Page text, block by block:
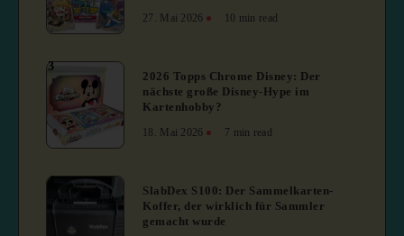
27. Mai 2026 10 min read
3
2026 Topps Chrome Disney: Der
nächste große Disney-Hype im
Kartenhobby?
18. Mai 2026 7 min read
4
SlabDex S100: Der Sammelkarten-
Koffer, der wirklich für Sammler
gemacht wurde